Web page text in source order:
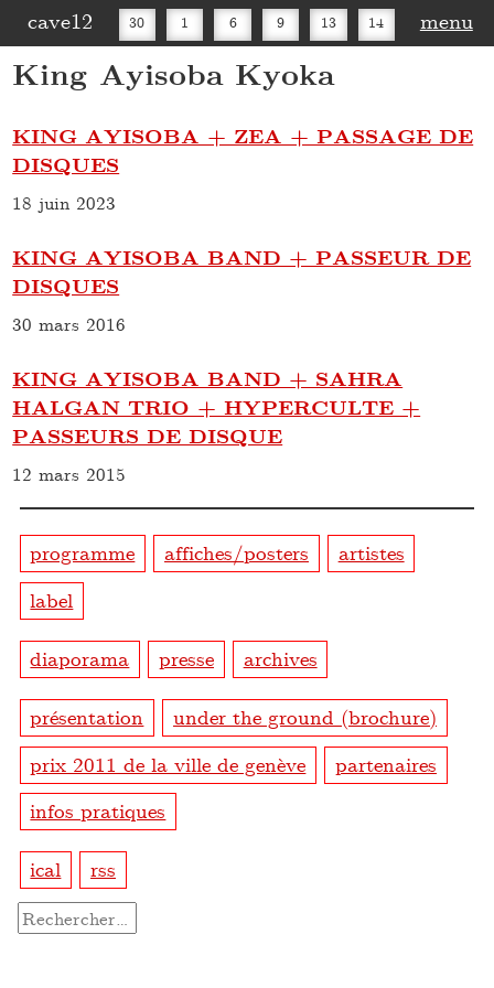
cave12 30 1 6 9 13 14
20 27
menu
King Ayisoba Kyoka
KING AYISOBA + ZEA + PASSAGE DE
DISQUES
18 juin 2023
KING AYISOBA BAND + PASSEUR DE
DISQUES
30 mars 2016
KING AYISOBA BAND + SAHRA
HALGAN TRIO + HYPERCULTE +
PASSEURS DE DISQUE
12 mars 2015
programme affiches/posters
artistes
label
diaporama presse archives
présentation
under the ground (brochure)
prix 2011 de la ville de genève
partenaires
infos pratiques
ical rss
Rechercher :